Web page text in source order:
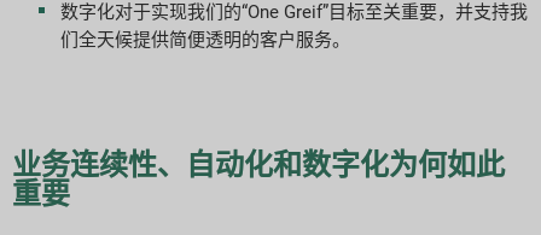
数字化对于实现我们的“One Greif”目标至关重要，并支持我
们全天候提供简便透明的客户服务。
业务连续性、自动化和数字化为何如此
重要